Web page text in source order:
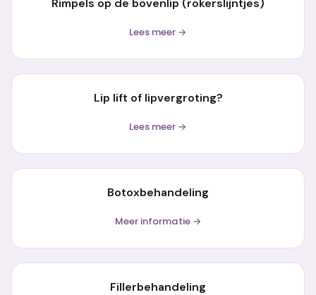
Rimpels op de bovenlip (rokerslijntjes)
Lees meer →
Lip lift of lipvergroting?
Lees meer →
Botoxbehandeling
Meer informatie →
Fillerbehandeling